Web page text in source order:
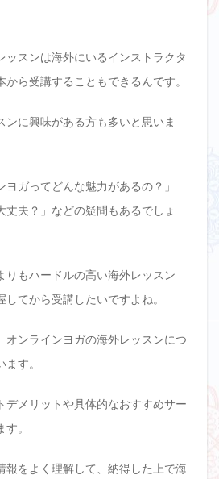
ッスンは海外にいるインストラクタ
ら受講することもできるんです。
ンに興味がある方も多いと思いま
ガってどんな魅力があるの？」
丈夫？」などの疑問もあるでしょ
りもハードルの高い海外レッスン
てから受講したいですよね。
オンラインヨガの海外レッスンにつ
す。
デメリットや具体的なおすすめサー
。
報をよく理解して、納得した上で海